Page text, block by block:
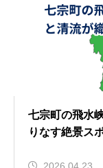
七宗町の飛水
りなす絶景ス